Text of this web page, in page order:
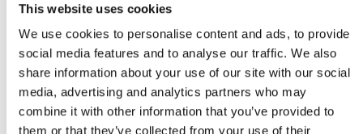
This website uses cookies
We use cookies to personalise content and ads, to provide
social media features and to analyse our traffic. We also
share information about your use of our site with our social
media, advertising and analytics partners who may
combine it with other information that you’ve provided to
them or that they’ve collected from your use of their
Support
Du förtjänar att ha de allra bästa
förutsättningarna för din verksamhet.